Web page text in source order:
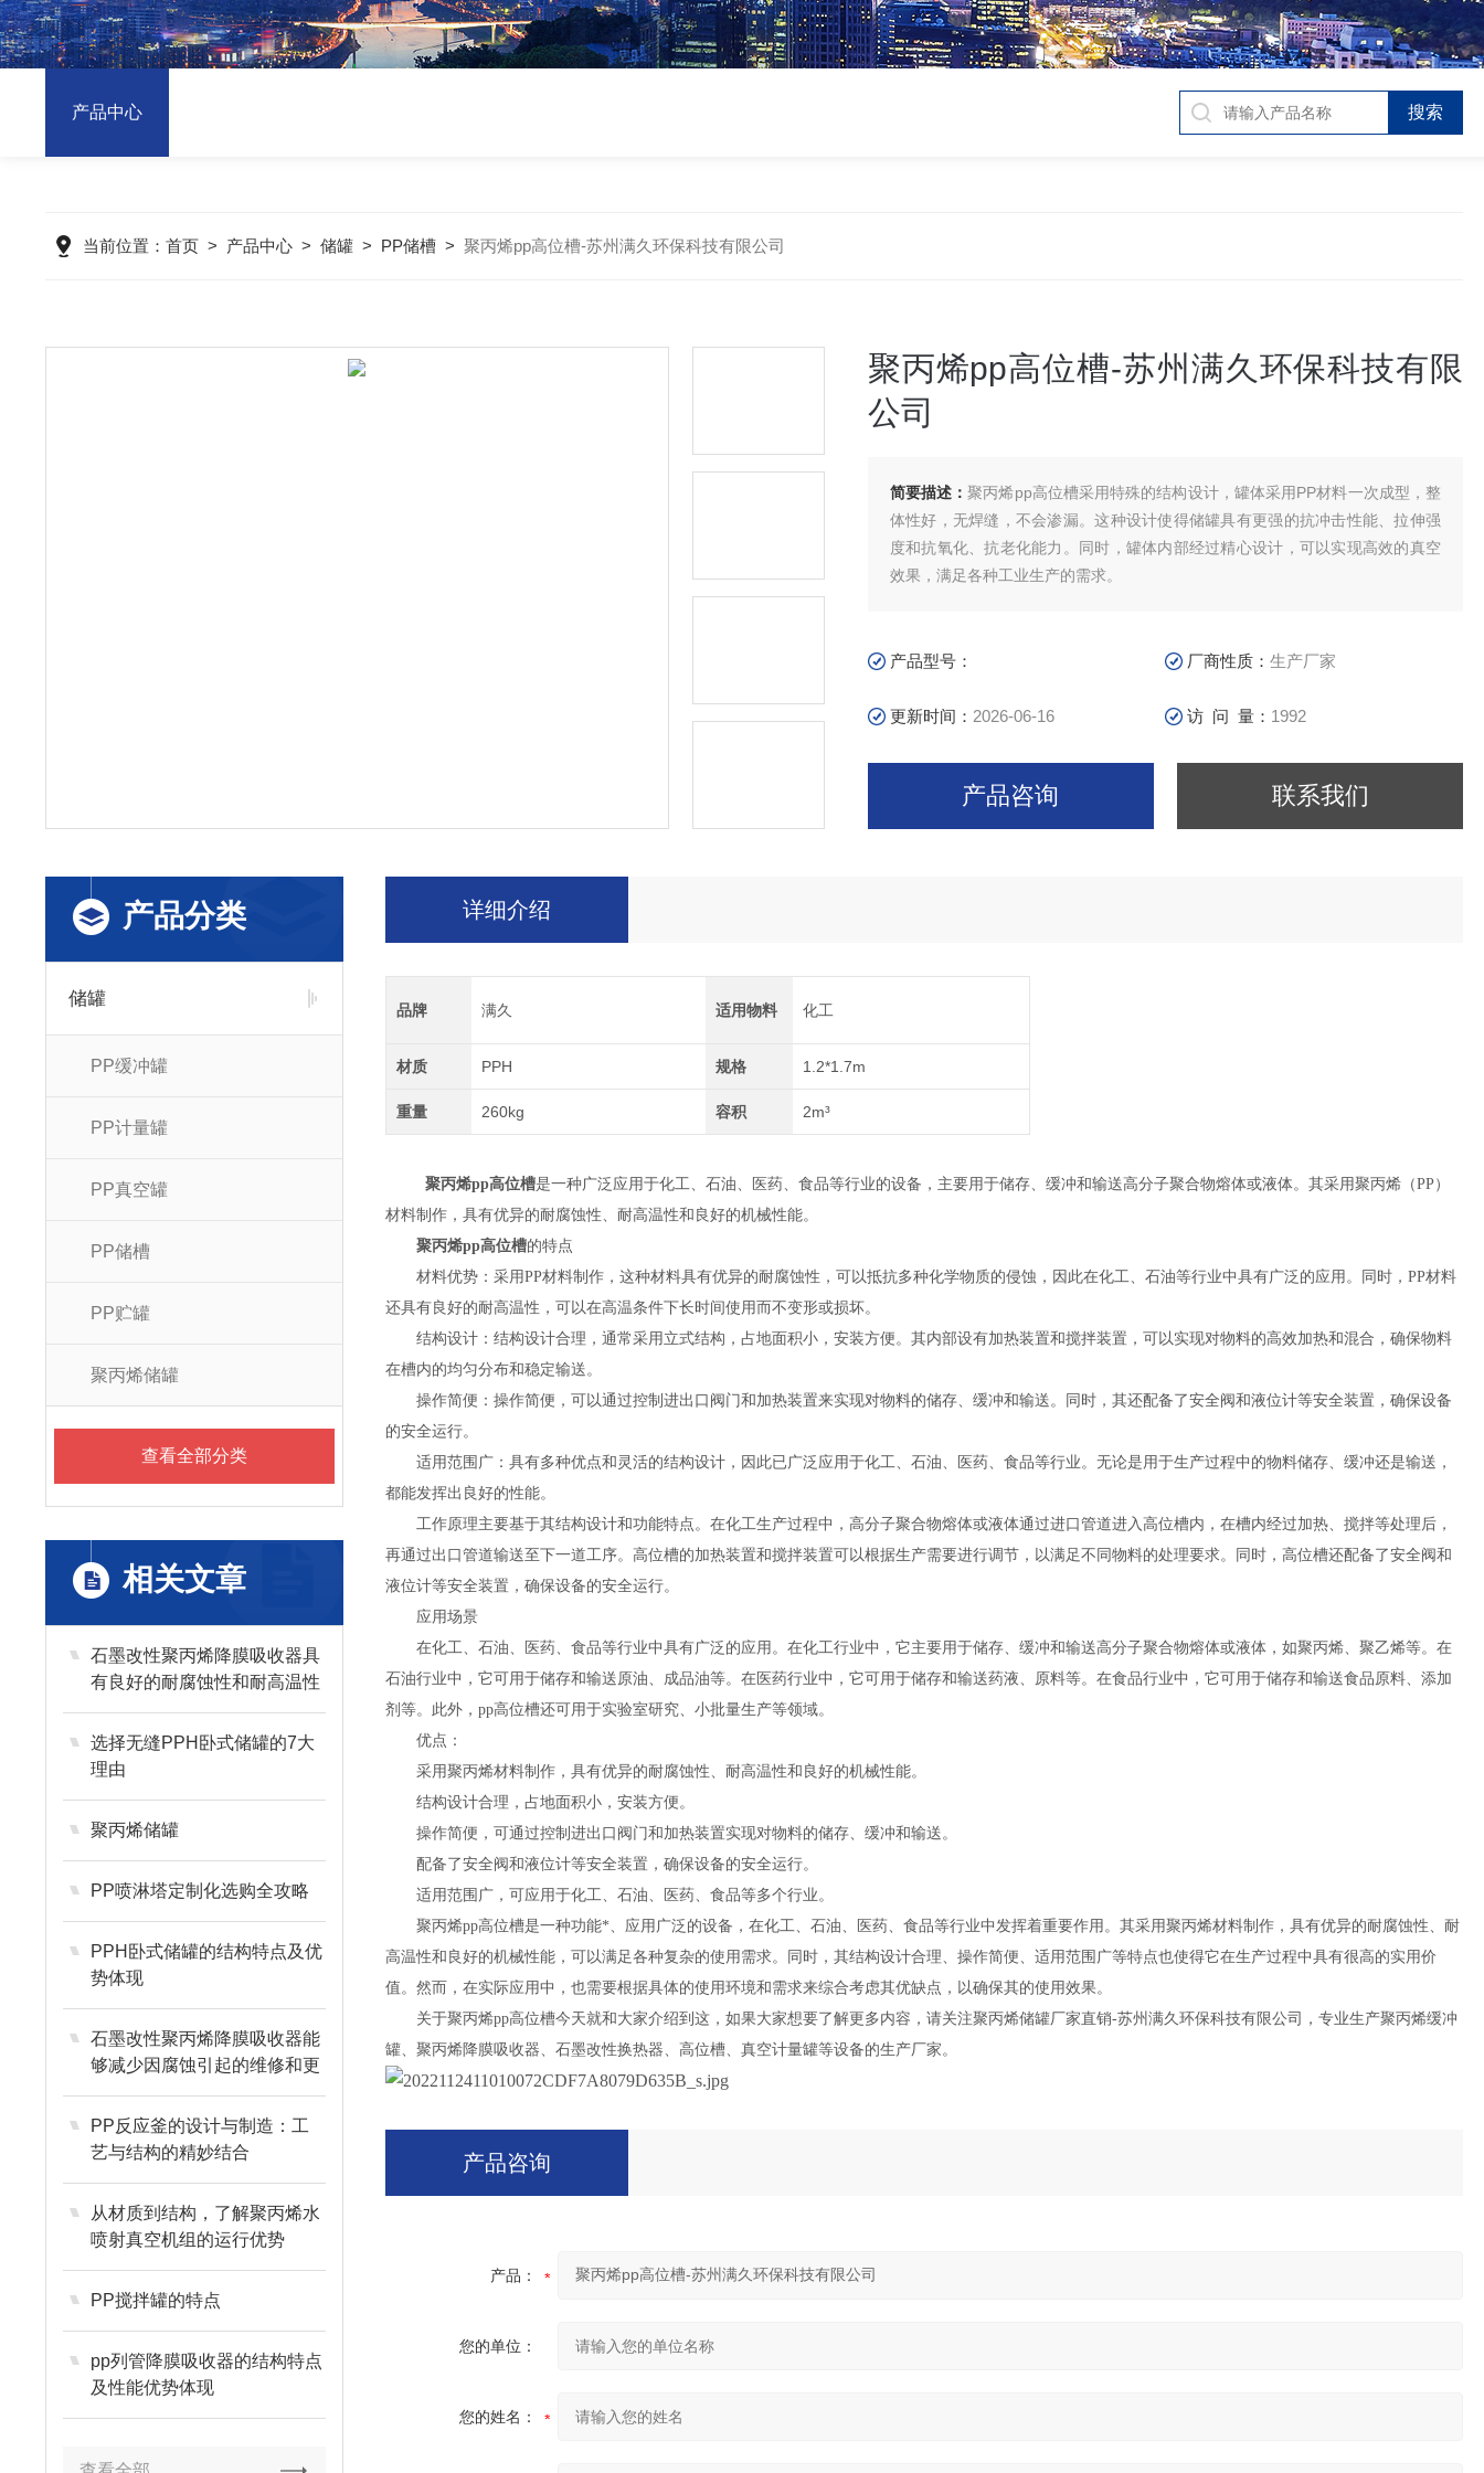
产品中心
当前位置： 首页> 产品中心> 储罐> PP储槽> 聚丙烯pp高位槽-苏州满久环保科技有限公司
聚丙烯pp高位槽-苏州满久环保科技有限
公司
简要描述：聚丙烯pp高位槽采用特殊的结构设计，罐体采用PP材料一次成型，整
体性好，无焊缝，不会渗漏。这种设计使得储罐具有更强的抗冲击性能、拉伸强
度和抗氧化、抗老化能力。同时，罐体内部经过精心设计，可以实现高效的真空
效果，满足各种工业生产的需求。
产品型号： 厂商性质：生产厂家
更新时间： 2026-06-16 访 问 量： 1992
产品咨询 联系我们
产品分类
储罐
PP缓冲罐
PP计量罐
PP真空罐
PP储槽
PP贮罐
聚丙烯储罐
查看全部分类
相关文章
石墨改性聚丙烯降膜吸收器具
有良好的耐腐蚀性和耐高温性
选择无缝PPH卧式储罐的7大
理由
聚丙烯储罐
PP喷淋塔定制化选购全攻略
PPH卧式储罐的结构特点及优
势体现
石墨改性聚丙烯降膜吸收器能
够减少因腐蚀引起的维修和更
换成本
PP反应釜的设计与制造：工
艺与结构的精妙结合
从材质到结构，了解聚丙烯水
喷射真空机组的运行优势
PP搅拌罐的特点
pp列管降膜吸收器的结构特点
及性能优势体现
详细介绍
品牌 满久 适用物料 化工
材质 PPH 规格 1.2*1.7m
重量 260kg 容积 2m³
聚丙烯pp高位槽是一种广泛应用于化工、石油、医药、食品等行业的设备，主要用于储存、缓冲和输送高分子聚合物熔体或液体。其采用聚丙烯（PP）
材料制作，具有优异的耐腐蚀性、耐高温性和良好的机械性能。
聚丙烯pp高位槽的特点
材料优势：采用PP材料制作，这种材料具有优异的耐腐蚀性，可以抵抗多种化学物质的侵蚀，因此在化工、石油等行业中具有广泛的应用。同时，PP材料
还具有良好的耐高温性，可以在高温条件下长时间使用而不变形或损坏。
结构设计：结构设计合理，通常采用立式结构，占地面积小，安装方便。其内部设有加热装置和搅拌装置，可以实现对物料的高效加热和混合，确保物料
在槽内的均匀分布和稳定输送。
操作简便：操作简便，可以通过控制进出口阀门和加热装置来实现对物料的储存、缓冲和输送。同时，其还配备了安全阀和液位计等安全装置，确保设备
的安全运行。
适用范围广：具有多种优点和灵活的结构设计，因此已广泛应用于化工、石油、医药、食品等行业。无论是用于生产过程中的物料储存、缓冲还是输送，
都能发挥出良好的性能。
工作原理主要基于其结构设计和功能特点。在化工生产过程中，高分子聚合物熔体或液体通过进口管道进入高位槽内，在槽内经过加热、搅拌等处理后，
再通过出口管道输送至下一道工序。高位槽的加热装置和搅拌装置可以根据生产需要进行调节，以满足不同物料的处理要求。同时，高位槽还配备了安全阀和
液位计等安全装置，确保设备的安全运行。
应用场景
在化工、石油、医药、食品等行业中具有广泛的应用。在化工行业中，它主要用于储存、缓冲和输送高分子聚合物熔体或液体，如聚丙烯、聚乙烯等。在
石油行业中，它可用于储存和输送原油、成品油等。在医药行业中，它可用于储存和输送药液、原料等。在食品行业中，它可用于储存和输送食品原料、添加
剂等。此外，pp高位槽还可用于实验室研究、小批量生产等领域。
优点：
采用聚丙烯材料制作，具有优异的耐腐蚀性、耐高温性和良好的机械性能。
结构设计合理，占地面积小，安装方便。
操作简便，可通过控制进出口阀门和加热装置实现对物料的储存、缓冲和输送。
配备了安全阀和液位计等安全装置，确保设备的安全运行。
适用范围广，可应用于化工、石油、医药、食品等多个行业。
聚丙烯pp高位槽是一种功能*、应用广泛的设备，在化工、石油、医药、食品等行业中发挥着重要作用。其采用聚丙烯材料制作，具有优异的耐腐蚀性、耐
高温性和良好的机械性能，可以满足各种复杂的使用需求。同时，其结构设计合理、操作简便、适用范围广等特点也使得它在生产过程中具有很高的实用价
值。然而，在实际应用中，也需要根据具体的使用环境和需求来综合考虑其优缺点，以确保其的使用效果。
关于聚丙烯pp高位槽今天就和大家介绍到这，如果大家想要了解更多内容，请关注聚丙烯储罐厂家直销-苏州满久环保科技有限公司，专业生产聚丙烯缓冲
罐、聚丙烯降膜吸收器、石墨改性换热器、高位槽、真空计量罐等设备的生产厂家。
产品咨询
产品：
您的单位：
您的姓名：